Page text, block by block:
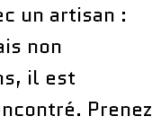
un artisan :
non
il est
Prenez